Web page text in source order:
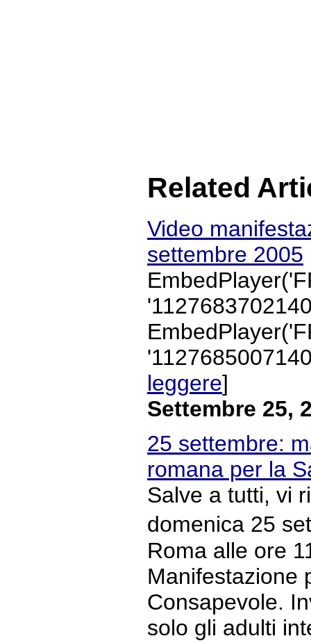
Related
Video
settembre 2005
leggere]
Settembre 25,
25 settembre:
romana per la
Salve a tutti, vi
domenica 25
Roma alle ore
Manifestazione
Consapevole.
solo gli adulti